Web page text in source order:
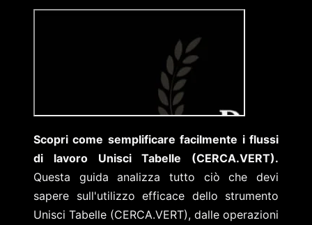
Scopri come semplificare facilmente i flussi
di lavoro Unisci Tabelle (CERCA.VERT).
Questa guida analizza tutto ciò che devi
sapere sull'utilizzo efficace dello strumento
Unisci Tabelle (CERCA.VERT), dalle operazioni